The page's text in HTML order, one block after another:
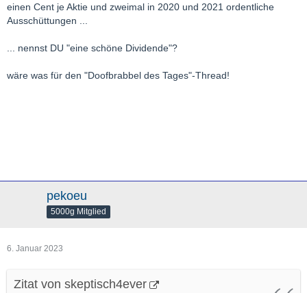
einen Cent je Aktie und zweimal in 2020 und 2021 ordentliche
Ausschüttungen ...
... nennst DU "eine schöne Dividende"?
wäre was für den "Doofbrabbel des Tages"-Thread!
pekoeu
5000g Mitglied
6. Januar 2023
Zitat von skeptisch4ever